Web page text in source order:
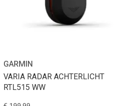
GARMIN
VARIA RADAR ACHTERLICHT
RTL515 WW